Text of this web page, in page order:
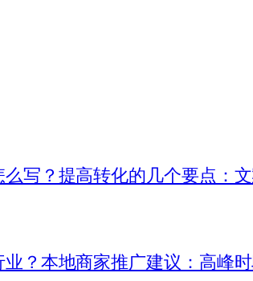
写？提高转化的几个要点：
？本地商家推广建议：高峰